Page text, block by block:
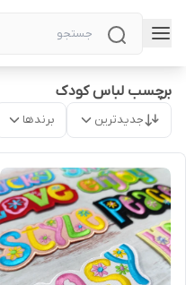
برچسب لباس کودک
جدیدترین برندها